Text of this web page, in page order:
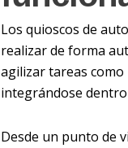
Los quioscos de
realizar de forma
agilizar tareas como
integrándose
Desde un punto de